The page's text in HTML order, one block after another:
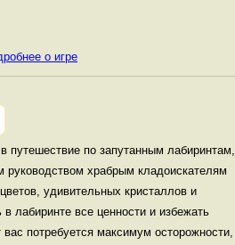
о игре
по запутанным лабиринтам,
храбрым кладоискателям
удивительных кристаллов и
лабиринте все ценности и избежать
потребуется максимум осторожности,